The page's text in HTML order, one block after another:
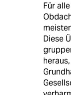
Für
Diese